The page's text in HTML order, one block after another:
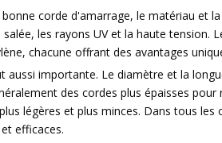
corde d'amarrage, le matériau et
les rayons UV et la haute
chacune offrant des avantages
aussi importante. Le diamètre et la
des cordes plus épaisses
légères et plus minces. Dans tous
efficaces.